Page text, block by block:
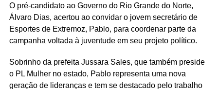
O pré-candidato ao Governo do Rio Grande do Norte,
Álvaro Dias, acertou ao convidar o jovem secretário de
Esportes de Extremoz, Pablo, para coordenar parte da
campanha voltada à juventude em seu projeto político.
Sobrinho da prefeita Jussara Sales, que também preside
o PL Mulher no estado, Pablo representa uma nova
geração de lideranças e tem se destacado pelo trabalho